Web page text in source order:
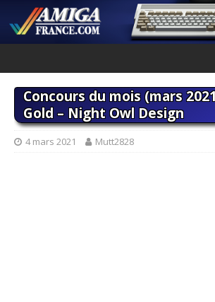
Concours du mois (mars
Gold – Night Owl Design
4 mars 2021 Mutt2828